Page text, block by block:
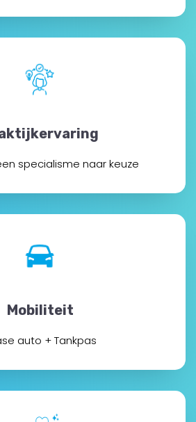
specialisme naar keuze
Mobiliteit
auto + Tankpas